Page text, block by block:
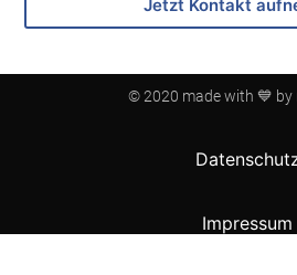
Jetzt Kontakt
© 2020 made with 💙 by
Impressum